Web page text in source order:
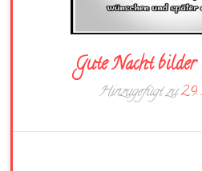
Gute Nacht bilder
Hinzugefügt zu